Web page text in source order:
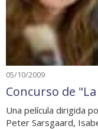
05/10/2009
Concurso de
Una película dirigida
Peter Sarsgaard,